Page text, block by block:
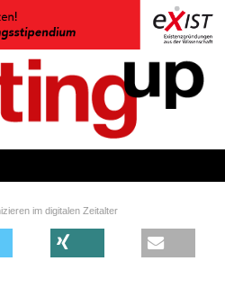
im digitalen Zeitalter